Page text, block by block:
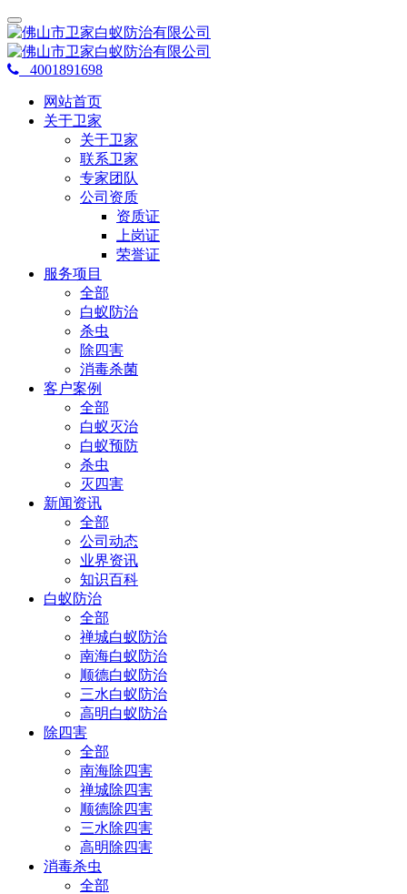
4001891698
网站首页
关于卫家
关于卫家
联系卫家
专家团队
公司资质
资质证
上岗证
荣誉证
服务项目
全部
白蚁防治
杀虫
除四害
消毒杀菌
客户案例
全部
白蚁灭治
白蚁预防
杀虫
灭四害
新闻资讯
全部
公司动态
业界资讯
知识百科
白蚁防治
全部
禅城白蚁防治
南海白蚁防治
顺德白蚁防治
三水白蚁防治
高明白蚁防治
除四害
全部
南海除四害
禅城除四害
顺德除四害
三水除四害
高明除四害
消毒杀虫
全部